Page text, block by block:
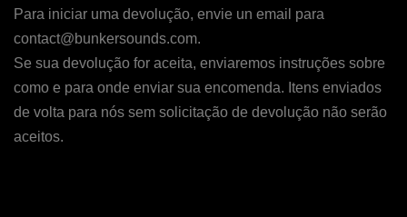
Para iniciar uma devolução, envie un email para
contact@bunkersounds.com.
Se sua devolução for aceita, enviaremos instruções sobre
como e para onde enviar sua encomenda. Itens enviados
de volta para nós sem solicitação de devolução não serão
aceitos.